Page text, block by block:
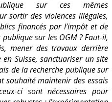
sur ces mêmes
sortir des violences illégales,
financés par l’impôt et de
sur les OGM ? Faut-il,
mener des travaux derrière
Suisse, sanctuariser un site
de la recherche publique sur
souhaité maintenir des essais
ci sont nécessaires pour